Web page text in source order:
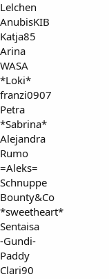
Lelchen
AnubisKIB
Katja85
Arina
WASA
*Loki*
franzi0907
Petra
*Sabrina*
Alejandra
Rumo
=Aleks=
Schnuppe
Bounty&Co
*sweetheart*
Sentaisa
-Gundi-
Paddy
Clari90